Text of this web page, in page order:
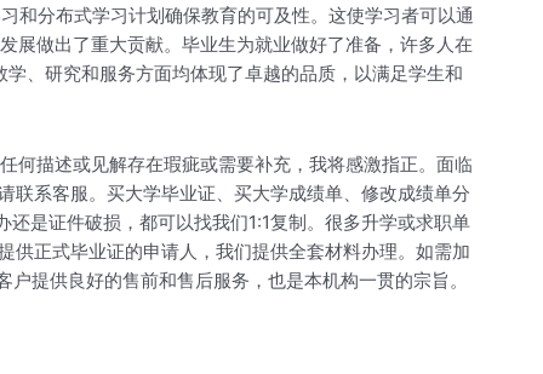
和分布式学习计划确保教育的可及性。这使学习者可以通
展做出了重大贡献。毕业生为就业做好了准备，许多人在
、研究和服务方面均体现了卓越的品质，以满足学生和
何描述或见解存在瑕疵或需要补充，我将感激指正。面临
联系客服。买大学毕业证、买大学成绩单、修改成绩单分
是证件破损，都可以找我们1:1复制。很多升学或求职单
供正式毕业证的申请人，我们提供全套材料办理。如需加
提供良好的售前和售后服务，也是本机构一贯的宗旨。